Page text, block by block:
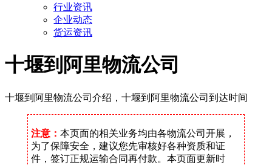
行业资讯
企业动态
货运资讯
十堰到阿里物流公司
十堰到阿里物流公司介绍，十堰到阿里物流公司到达时间
注意：本页面的相关业务均由各物流公司开展，
为了保障安全，建议您先审核好各种资质和证
件，签订正规运输合同再付款。本页面更新时